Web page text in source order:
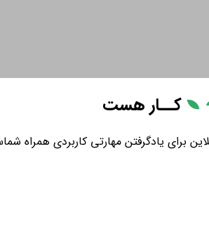
کــارهست
برای یادگرفتن مهارتی کاربردی همراه